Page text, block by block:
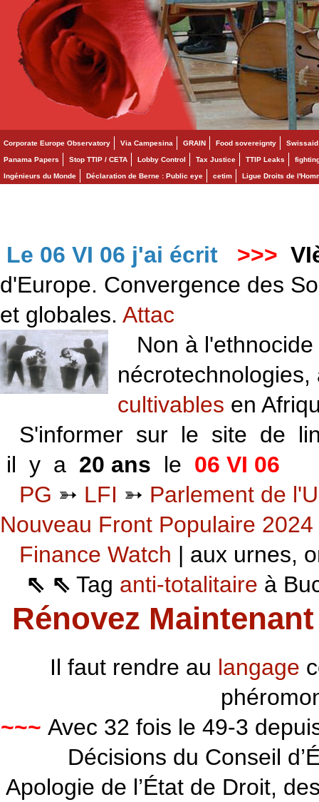
Corporate Europe Observatory Via Campesina GRAIN Food sovereignty Swissaid
Panama Papers Stop TTIP / CETA Lobby Control Tax Justice TTIP Leaks
Ingénieurs du Monde Déclaration de Berne : Public eye cetim Ligue Droits de
Le 06 VI 06 j'ai écrit >>>
d'Europe. Convergence des
et globales. Attac
Non à l'ethnocide
cultivables en
S'informer sur le site de
il y a 20 ans le 06 VI 06
PG ➳ LFI ➳ Parlement de
Nouveau Front Populaire 2024
Finance Watch | aux urnes,
⇖ ⇖ Tag anti-totalitaire à
Rénovez
Il faut rendre au langage
~~~ Avec 32 fois le 49-3
Décisions du Conseil
Apologie de l’État de Droit,